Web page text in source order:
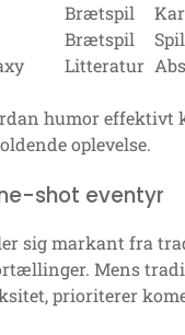
Brætspil
Brætspil
Litteratur
humor
oplevelse.
shot eventyr
sig markant fra
Mens
prioriterer